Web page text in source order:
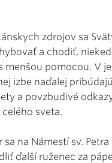
zdrojov sa
a chodiť,
menšou pomocou. V
izbe naďalej
a povzbudivé
sveta.
sa na Námestí sv.
ďalší ruženec za